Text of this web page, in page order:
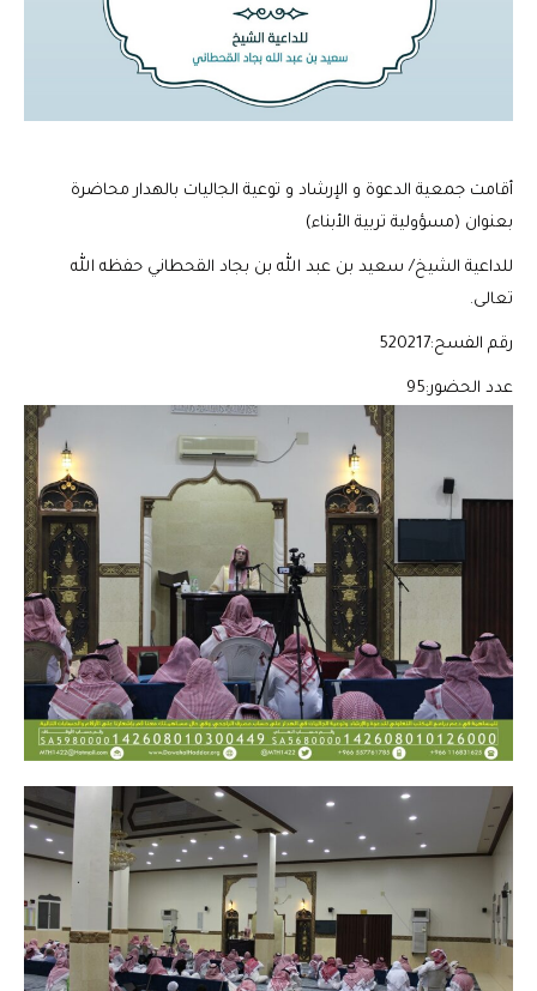
أقامت جمعية الدعوة و الإرشاد و توعية الجاليات بالهدار محاضرة
بعنوان (مسؤولية تربية الأبناء)
للداعية الشيخ/ سعيد بن عبد الله بن بجاد القحطاني حفظه الله
تعالى.
رقم الفسح:520217
عدد الحضور:95